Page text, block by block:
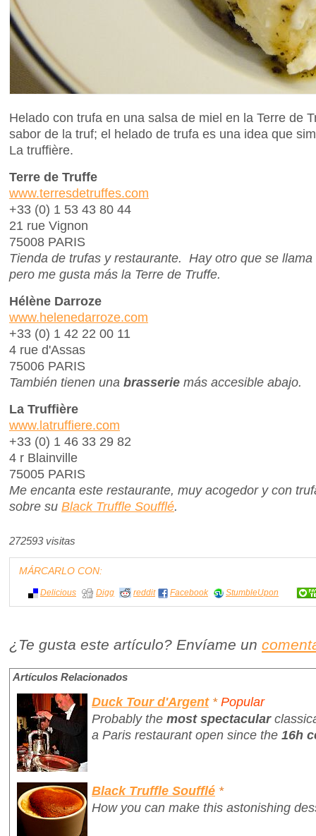
Helado con trufa en una salsa de miel en la Terre
sabor de la truf; el helado de trufa es una idea que
La truffière.
Terre de Truffe
www.terresdetruffes.com
+33 (0) 1 53 43 80 44
21 rue Vignon
75008 PARIS
Tienda de trufas y restaurante. Hay otro que se
pero me gusta más la Terre de Truffe.
Hélène Darroze
www.helenedarroze.com
+33 (0) 1 42 22 00 11
4 rue d'Assas
75006 PARIS
También tienen una brasserie más accesible abajo.
La Truffière
www.latruffiere.com
+33 (0) 1 46 33 29 82
4 r Blainville
75005 PARIS
Me encanta este restaurante, muy acogedor y con
sobre su Black Truffle Soufflé.
272593 visitas
MÁRCARLO CON:
Delicious Digg reddit Facebook StumbleUpon
¿Te gusta este artículo? Envíame un
Artículos Relacionados
Duck Tour d'Argent * Popular
Probably the most spectacular
a Paris restaurant open since the 16h
Black Truffle Soufflé *
How you can make this astonishing